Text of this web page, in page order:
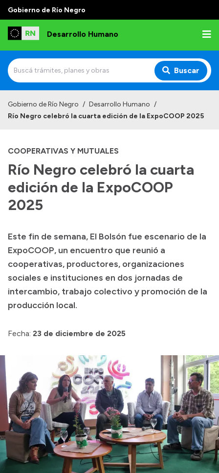
Gobierno de Río Negro
Desarrollo Humano
Buscar
Delegaciones
Normativa
Transparencia
Presupuesto
Boletín Oficial
Compras y licitaciones
Consulta de expedientes
Convocatorias
Gobierno de Río Negro / Desarrollo Humano /
Río Negro celebró la cuarta edición de la ExpoCOOP 2025
COOPERATIVAS Y MUTUALES
Río Negro celebró la cuarta
edición de la ExpoCOOP
2025
Este fin de semana, El Bolsón fue escenario de la
ExpoCOOP, un encuentro que reunió a
cooperativas, productores, organizaciones
sociales e instituciones en dos jornadas de
intercambio, trabajo colectivo y promoción de la
producción local.
Fecha: 23 de diciembre de 2025